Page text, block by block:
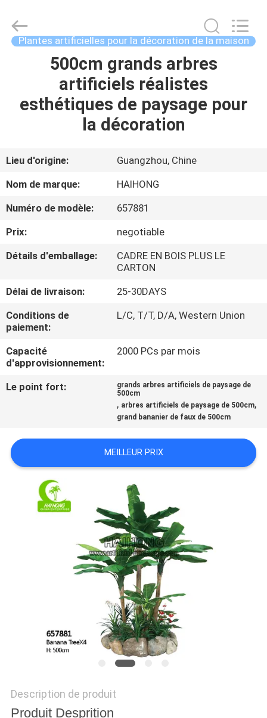
MAISON
PRODUITS
À
DE
NOUS
DE
L'USINE
CONTRÔLE
QUALITÉ
NOUS
NOUVELLES
DEMANDEZ
SITE
Crafts
Factory.
Rights
Plantes artificielles pour la décoration de la maison
500cm grands arbres
artificiels réalistes
esthétiques de paysage pour
la décoration
Lieu d'origine:
Guangzhou, Chine
Nom de marque:
HAIHONG
Numéro de modèle:
657881
Prix:
negotiable
Détails d'emballage:
CADRE EN BOIS PLUS LE
CARTON
Délai de livraison:
25-30DAYS
Conditions de
paiement:
L/C, T/T, D/A, Western Union
Capacité
d'approvisionnement:
2000 PCs par mois
Le point fort:
grands arbres artificiels de paysage de
500cm
, arbres artificiels de paysage de 500cm,
grand bananier de faux de 500cm
MEILLEUR PRIX
Description de produit
Produit Desprition